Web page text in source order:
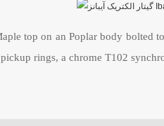
top on an Poplar body
rings, a chrome T102